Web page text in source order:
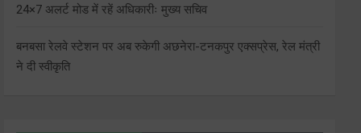
24×7 अलर्ट मोड में रहें अधिकारीः मुख्य सचिव
बनबसा रेलवे स्टेशन पर अब रुकेगी अछनेरा-टनकपुर एक्सप्रेस, रेल मंत्री
ने दी स्वीकृति